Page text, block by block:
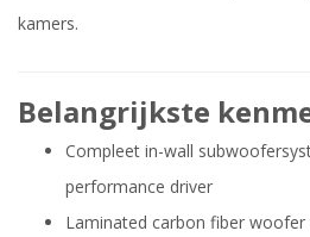
kamers.
Belangrijkste
Compleet in-wall
performance driver
Laminated carbon fiber